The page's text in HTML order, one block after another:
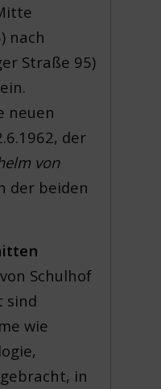
nach
Straße 95)
neuen
der
von
der beiden
Schulhof
sind
wie
in